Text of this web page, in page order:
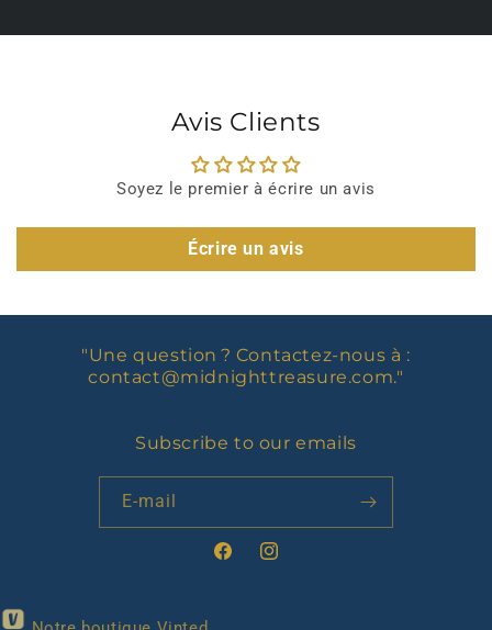
Avis Clients
Soyez le premier à écrire un avis
Écrire un avis
"Une question ? Contactez-nous à :
contact@midnighttreasure.com."
Subscribe to our emails
E-mail
FacebookInstagram